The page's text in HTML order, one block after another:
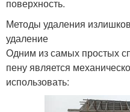
поверхность.
Методы удаления
удаление
Одним из самых простых
пену является
использовать: